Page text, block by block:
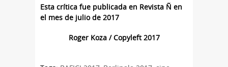
Esta crítica fue publicada en Revista Ñ en
el mes de julio de 2017
Roger Koza / Copyleft 2017